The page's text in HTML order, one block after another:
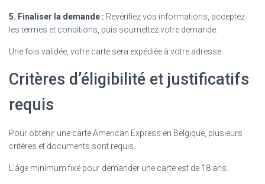
5. Finaliser la demande : Revérifiez vos informations, acceptez
les termes et conditions, puis soumettez votre demande.
Une fois validée, votre carte sera expédiée à votre adresse.
Critères d’éligibilité et justificatifs
requis
Pour obtenir une carte American Express en Belgique, plusieurs
critères et documents sont requis.
L’âge minimum fixé pour demander une carte est de 18 ans.